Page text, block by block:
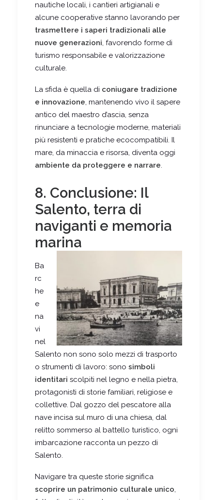
nautiche locali, i cantieri artigianali e
alcune cooperative stanno lavorando per
trasmettere i saperi tradizionali alle
nuove generazioni, favorendo forme di
turismo responsabile e valorizzazione
culturale.
La sfida è quella di coniugare tradizione
e innovazione, mantenendo vivo il sapere
antico del maestro d’ascia, senza
rinunciare a tecnologie moderne, materiali
più resistenti e pratiche ecocompatibili. Il
mare, da minaccia e risorsa, diventa oggi
ambiente da proteggere e narrare.
8. Conclusione: Il
Salento, terra di
naviganti e memoria
marina
Ba
rc
he
e
na
vi
nel
Salento non sono solo mezzi di trasporto
o strumenti di lavoro: sono simboli
identitari scolpiti nel legno e nella pietra,
protagonisti di storie familiari, religiose e
collettive. Dal gozzo del pescatore alla
nave incisa sul muro di una chiesa, dal
relitto sommerso al battello turistico, ogni
imbarcazione racconta un pezzo di
Salento.
Navigare tra queste storie significa
scoprire un patrimonio culturale unico,